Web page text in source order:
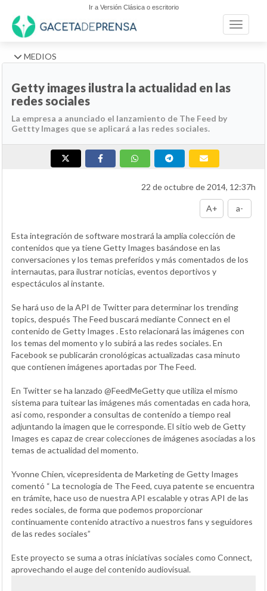
Ir a Versión Clásica o escritorio
Toggle
MEDIOS
Getty images ilustra la actualidad en las
redes sociales
La empresa a anunciado el lanzamiento de The Feed by
Gettty Images que se aplicará a las redes sociales.
22 de octubre de 2014, 12:37h
A+ a-
Esta integración de software mostrará la amplia colección de
contenidos que ya tiene Getty Images basándose en las
conversaciones y los temas preferidos y más comentados de los
internautas, para ilustrar noticias, eventos deportivos y
espectáculos al instante.
Se hará uso de la API de Twitter para determinar los trending
topics, después The Feed buscará mediante Connect en el
contenido de Getty Images . Esto relacionará las imágenes con
los temas del momento y lo subirá a las redes sociales. En
Facebook se publicarán cronológicas actualizadas casa minuto
que contienen imágenes aportadas por The Feed.
En Twitter se ha lanzado @FeedMeGetty que utiliza el mismo
sistema para tuitear las imágenes más comentadas en cada hora,
asi como, responder a consultas de contenido a tiempo real
adjuntando la imagen que le corresponde. El sitio web de Getty
Images es capaz de crear colecciones de imágenes asociadas a los
temas de actualidad del momento.
Yvonne Chien, vicepresidenta de Marketing de Getty Images
comentó “ La tecnología de The Feed, cuya patente se encuentra
en trámite, hace uso de nuestra API escalable y otras API de las
redes sociales, de forma que podemos proporcionar
continuamente contenido atractivo a nuestros fans y seguidores
de las redes sociales”
Este proyecto se suma a otras iniciativas sociales como Connect,
aprovechando el auge del contenido audiovisual.